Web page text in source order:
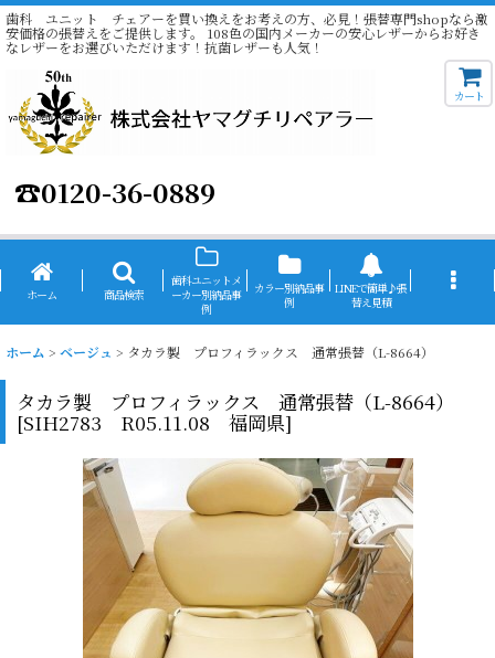
歯科 ユニット チェアーを買い換えをお考えの方、必見！張替専門shopなら激
安価格の張替えをご提供します。 108色の国内メーカーの安心レザーからお好き
なレザーをお選びいただけます！抗菌レザーも人気！
☎0120-36-0889
カート
ホーム 商品検索
歯科ユニットメ
ーカー別納品事
例
カラー別納品事
例
LINEで簡単♪張
替え見積
ホーム > ベージュ > タカラ製 プロフィラックス 通常張替（L-8664）
タカラ製 プロフィラックス 通常張替（L-8664）
[SIH2783 R05.11.08 福岡県]